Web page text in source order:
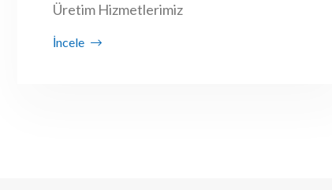
Üretim Hizmetlerimiz
İncele